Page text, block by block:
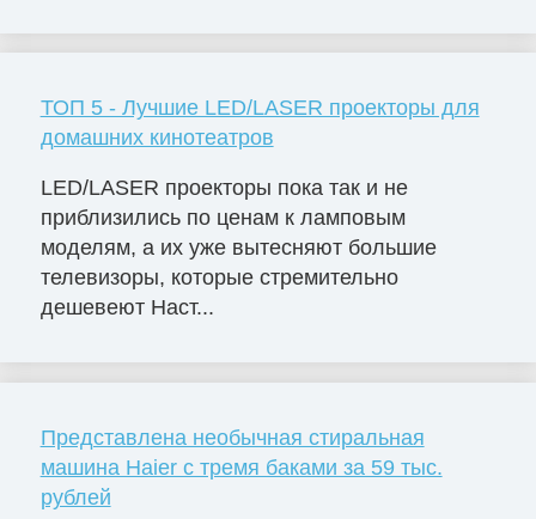
ТОП 5 - Лучшие LED/LASER проекторы для
домашних кинотеатров
LED/LASER проекторы пока так и не
приблизились по ценам к ламповым
моделям, а их уже вытесняют большие
телевизоры, которые стремительно
дешевеют Наст...
Представлена необычная стиральная
машина Haier с тремя баками за 59 тыс.
рублей